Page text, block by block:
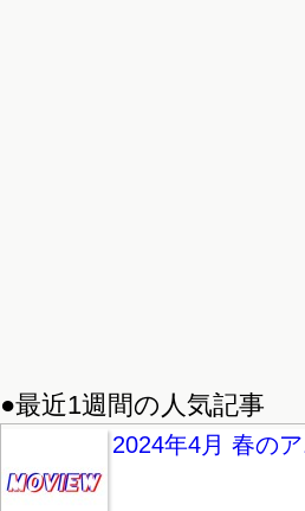
●最近1週間の人気記事
2024年4月 春の